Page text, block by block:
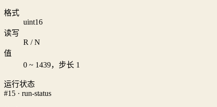
格式
uint16
读写
R / N
值
0 ~ 1439，步长 1
运行状态
#15 · run-status